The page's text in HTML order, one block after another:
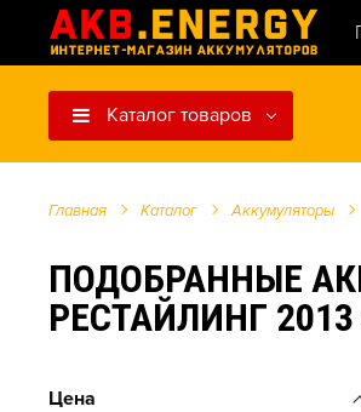
Каталог товаров
Главная Каталог Аккумуляторы
ПОДОБРАННЫЕ
РЕСТАЙЛИНГ 2013
Цена